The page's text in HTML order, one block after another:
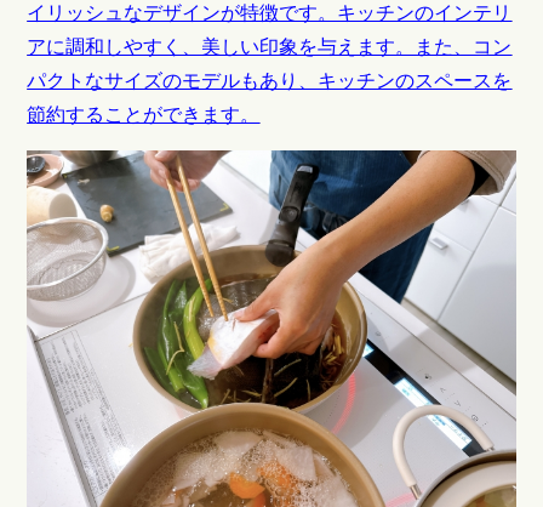
イリッシュなデザインが特徴です。キッチンのインテリ
アに調和しやすく、美しい印象を与えます。また、コン
パクトなサイズのモデルもあり、キッチンのスペースを
節約することができます。